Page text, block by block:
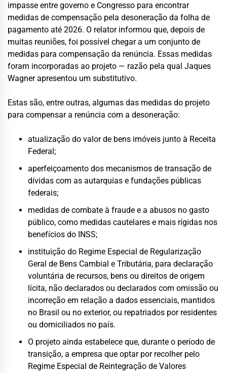
impasse entre governo e Congresso para encontrar
medidas de compensação pela desoneração da folha de
pagamento até 2026. O relator informou que, depois de
muitas reuniões, foi possível chegar a um conjunto de
medidas para compensação da renúncia. Essas medidas
foram incorporadas ao projeto — razão pela qual Jaques
Wagner apresentou um substitutivo.
Estas são, entre outras, algumas das medidas do projeto
para compensar a renúncia com a desoneração:
atualização do valor de bens imóveis junto à Receita
Federal;
aperfeiçoamento dos mecanismos de transação de
dívidas com as autarquias e fundações públicas
federais;
medidas de combate à fraude e a abusos no gasto
público, como medidas cautelares e mais rígidas nos
benefícios do INSS;
instituição do Regime Especial de Regularização
Geral de Bens Cambial e Tributária, para declaração
voluntária de recursos, bens ou direitos de origem
lícita, não declarados ou declarados com omissão ou
incorreção em relação a dados essenciais, mantidos
no Brasil ou no exterior, ou repatriados por residentes
ou domiciliados no país.
O projeto ainda estabelece que, durante o período de
transição, a empresa que optar por recolher pelo
Regime Especial de Reintegração de Valores